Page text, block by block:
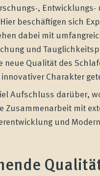
,
beschäftigen sich
dabei mit
und
Qualität des
Charakter
Aufschluss darüber,
mit
und